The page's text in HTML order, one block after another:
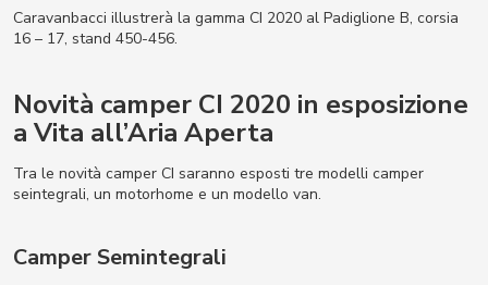
Caravanbacci illustrerà la gamma CI 2020 al Padiglione B, corsia
16 – 17, stand 450-456.
Novità camper CI 2020 in esposizione
a Vita all’Aria Aperta
Tra le novità camper CI saranno esposti tre modelli camper
seintegrali, un motorhome e un modello van.
Camper Semintegrali